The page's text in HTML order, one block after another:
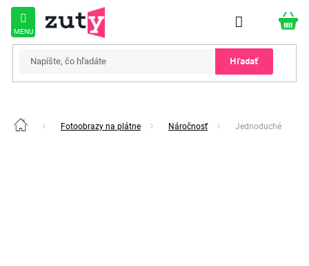
Prejsť
obsah
Hľadať
Domov Fotoobrazy na plátne Náročnosť Jednoduché